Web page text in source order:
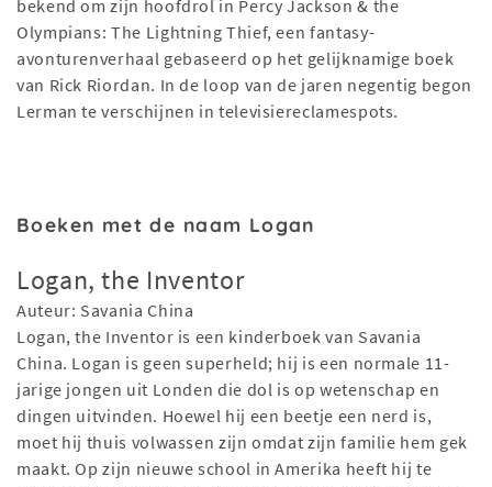
bekend om zijn hoofdrol in Percy Jackson & the
Olympians: The Lightning Thief, een fantasy-
avonturenverhaal gebaseerd op het gelijknamige boek
van Rick Riordan. In de loop van de jaren negentig begon
Lerman te verschijnen in televisiereclamespots.
Boeken met de naam Logan
Logan, the Inventor
Auteur: Savania China
Logan, the Inventor is een kinderboek van Savania
China. Logan is geen superheld; hij is een normale 11-
jarige jongen uit Londen die dol is op wetenschap en
dingen uitvinden. Hoewel hij een beetje een nerd is,
moet hij thuis volwassen zijn omdat zijn familie hem gek
maakt. Op zijn nieuwe school in Amerika heeft hij te